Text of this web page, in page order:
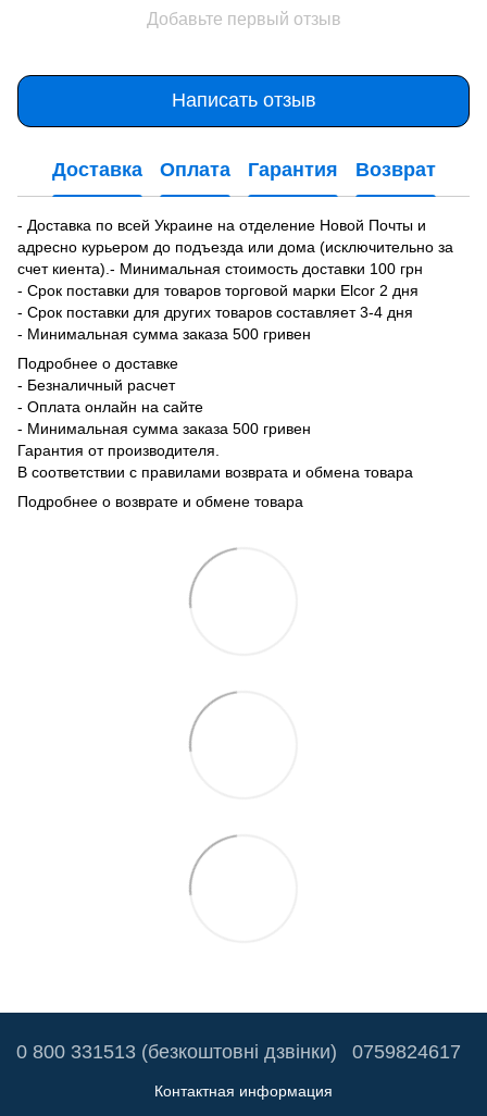
Добавьте первый отзыв
Написать отзыв
Доставка Оплата Гарантия Возврат
- Доставка по всей Украине на отделение Новой Почты и
адресно курьером до подъезда или дома (исключительно за
счет киента).- Минимальная стоимость доставки 100 грн
- Срок поставки для товаров торговой марки Elcor 2 дня
- Срок поставки для других товаров составляет 3-4 дня
- Минимальная сумма заказа 500 гривен
Подробнее о доставке
- Безналичный расчет
- Оплата онлайн на сайте
- Минимальная сумма заказа 500 гривен
Гарантия от производителя.
В соответствии с правилами возврата и обмена товара
Подробнее о возврате и обмене товара
0 800 331513 (безкоштовні дзвінки) 0759824617
Контактная информация